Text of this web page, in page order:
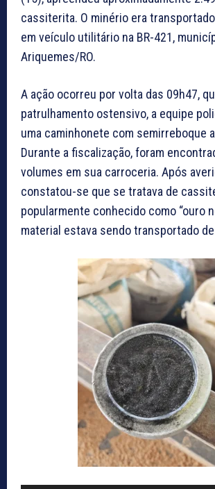
cassiterita. O minério era
em veículo utilitário na BR-421,
Ariquemes/RO.
A ação ocorreu por volta das 09h47,
patrulhamento ostensivo, a equipe
uma caminhonete com semirreboque
Durante a fiscalização, foram
volumes em sua carroceria. Após
constatou-se que se tratava de
popularmente conhecido como “ouro
material estava sendo transportado